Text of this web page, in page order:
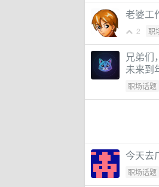
老婆工
2 职
兄弟们
未来到
职场话题
今天去
职场话题